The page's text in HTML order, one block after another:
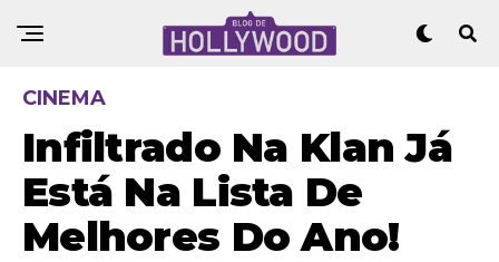
CINEMA
Infiltrado Na Klan Já
Está Na Lista De
Melhores Do Ano!